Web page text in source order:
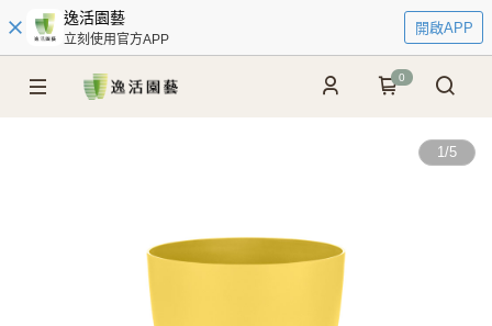
逸活園藝
立刻使用官方APP
開啟APP
0
1/5